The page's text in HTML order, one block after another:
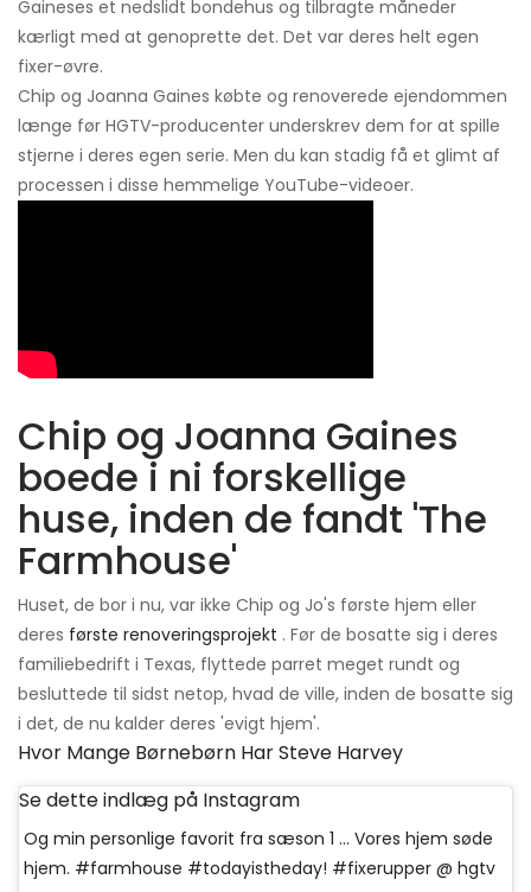
Gaineses et nedslidt bondehus og tilbragte måneder
kærligt med at genoprette det. Det var deres helt egen
fixer-øvre.
Chip og Joanna Gaines købte og renoverede ejendommen
længe før HGTV-producenter underskrev dem for at spille
stjerne i deres egen serie. Men du kan stadig få et glimt af
processen i disse hemmelige YouTube-videoer.
Chip og Joanna Gaines
boede i ni forskellige
huse, inden de fandt 'The
Farmhouse'
Huset, de bor i nu, var ikke Chip og Jo's første hjem eller
deres første renoveringsprojekt . Før de bosatte sig i deres
familiebedrift i Texas, flyttede parret meget rundt og
besluttede til sidst netop, hvad de ville, inden de bosatte sig
i det, de nu kalder deres 'evigt hjem'.
Hvor Mange Børnebørn Har Steve Harvey
Se dette indlæg på Instagram
Og min personlige favorit fra sæson 1 ... Vores hjem søde
hjem. #farmhouse #todayistheday! #fixerupper @ hgtv